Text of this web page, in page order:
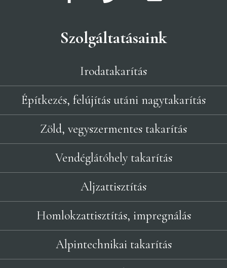
Szolgáltatásaink
Irodatakarítás
Építkezés, felújítás utáni nagytakarítás
Zöld, vegyszermentes takarítás
Vendéglátóhely takarítás
Aljzattisztítás
Homlokzattisztítás, impregnálás
Alpintechnikai takarítás